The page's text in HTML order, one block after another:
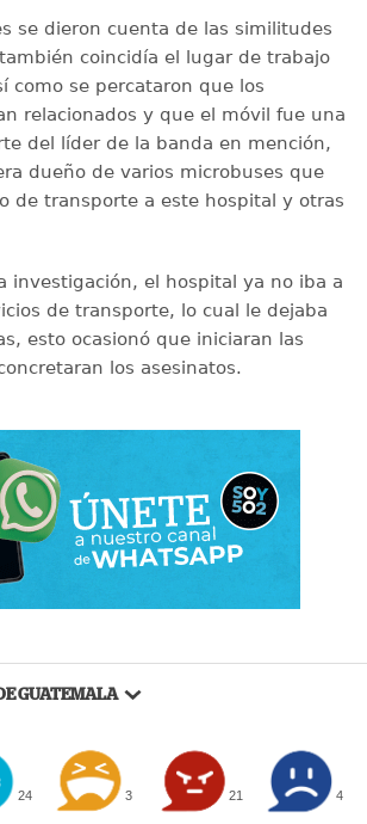
se dieron cuenta de las similitudes
coincidía el lugar de trabajo
como se percataron que los
relacionados y que el móvil fue una
del líder de la banda en mención,
dueño de varios microbuses que
de transporte a este hospital y otras
investigación, el hospital ya no iba a
de transporte, lo cual le dejaba
esto ocasionó que iniciaran las
los asesinatos.
GUATEMALA
24 3 21 4